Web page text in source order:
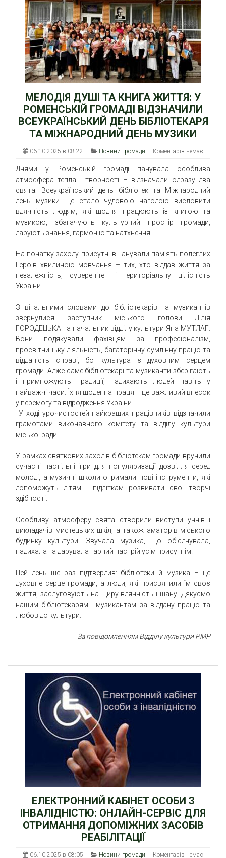
МЕЛОДІЯ ДУШІ ТА КНИГА ЖИТТЯ: У
РОМЕНСЬКІЙ ГРОМАДІ ВІДЗНАЧИЛИ
ВСЕУКРАЇНСЬКИЙ ДЕНЬ БІБЛІОТЕКАРЯ
ТА МІЖНАРОДНИЙ ДЕНЬ МУЗИКИ
06.10.2025 в 08:22 Новини громади Коментарів немає
Днями у Роменській громаді панувала особлива
атмосфера тепла і творчості – відзначали одразу два
свята: Всеукраїнський день бібліотек та Міжнародний
день музики. Це стало чудовою нагодою висловити
вдячність людям, які щодня працюють із книгою та
музикою, збагачують культурний простір громади,
дарують знання, гармонію та натхнення.
На початку заходу присутні вшанували пам’ять полеглих
Героїв хвилиною мовчання – тих, хто віддав життя за
незалежність, суверенітет і територіальну цілісність
України.
З вітальними словами до бібліотекарів та музикантів
звернулися заступник міського голови Лілія
ГОРОДЕЦЬКА та начальник відділу культури Яна МУТЛАГ.
Вони подякували фахівцям за професіоналізм,
просвітницьку діяльність, багаторічну сумлінну працю та
відданість справі, бо культура є духовним серцем
громади. Адже саме бібліотекарі та музиканти зберігають
і примножують традиції, надихають людей навіть у
найважчі часи. Їхня щоденна праця – це важливий внесок
у перемогу та відродження України.
У ході урочистостей найкращих працівників відзначили
грамотами виконавчого комітету та відділу культури
міської ради.
У рамках святкових заходів бібліотекам громади вручили
сучасні настільні ігри для популяризації дозвілля серед
молоді, а музичні школи отримали нові інструменти, які
допоможуть дітям і підліткам розвивати свої творчі
здібності.
Особливу атмосферу свята створили виступи учнів і
викладачів мистецьких шкіл, а також аматорів міського
будинку культури. Звучала музика, що об’єднувала,
надихала та дарувала гарний настрій усім присутнім.
Цей день ще раз підтвердив: бібліотеки й музика – це
духовне серце громади, а люди, які присвятили їм своє
життя, заслуговують на щиру вдячність і шану. Дякуємо
нашим бібліотекарям і музикантам за віддану працю та
любов до культури.
За повідомленням Відділу культури РМР
ЕЛЕКТРОННИЙ КАБІНЕТ ОСОБИ З
ІНВАЛІДНІСТЮ: ОНЛАЙН-СЕРВІС ДЛЯ
ОТРИМАННЯ ДОПОМІЖНИХ ЗАСОБІВ
РЕАБІЛІТАЦІЇ
06.10.2025 в 08:05 Новини громади Коментарів немає